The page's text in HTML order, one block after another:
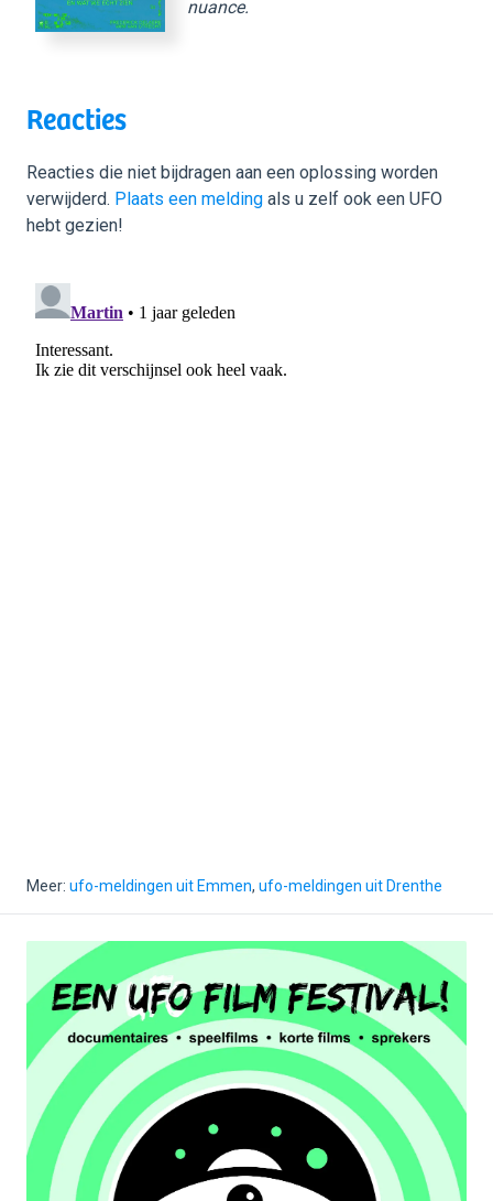
nuance.
Reacties
Reacties die niet bijdragen aan een oplossing worden
verwijderd. Plaats een melding als u zelf ook een UFO
hebt gezien!
Meer: ufo-meldingen uit Emmen, ufo-meldingen uit Drenthe